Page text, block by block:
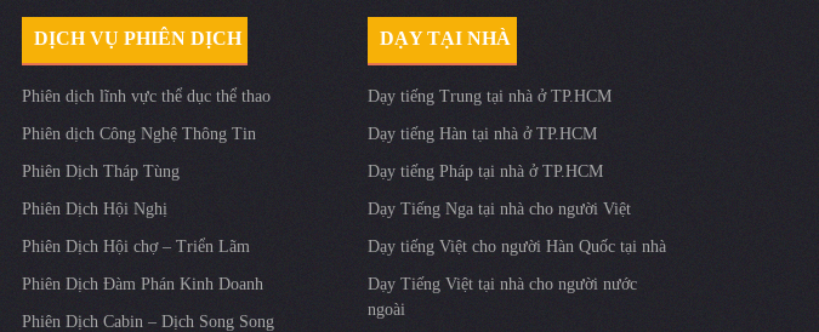
DỊCH VỤ PHIÊN DỊCH
Phiên dịch lĩnh vực thể dục thể thao
Phiên dịch Công Nghệ Thông Tin
Phiên Dịch Tháp Tùng
Phiên Dịch Hội Nghị
Phiên Dịch Hội chợ – Triển Lãm
Phiên Dịch Đàm Phán Kinh Doanh
Phiên Dịch Cabin – Dịch Song Song
DẠY TẠI NHÀ
Dạy tiếng Trung tại nhà ở TP.HCM
Dạy tiếng Hàn tại nhà ở TP.HCM
Dạy tiếng Pháp tại nhà ở TP.HCM
Dạy Tiếng Nga tại nhà cho người Việt
Dạy tiếng Việt cho người Hàn Quốc tại nhà
Dạy Tiếng Việt tại nhà cho người nước
ngoài